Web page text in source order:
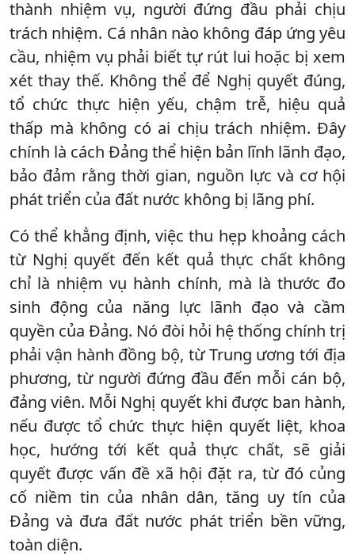
thành nhiệm vụ, người đứng đầu phải chịu
trách nhiệm. Cá nhân nào không đáp ứng yêu
cầu, nhiệm vụ phải biết tự rút lui hoặc bị xem
xét thay thế. Không thể để Nghị quyết đúng,
tổ chức thực hiện yếu, chậm trễ, hiệu quả
thấp mà không có ai chịu trách nhiệm. Đây
chính là cách Đảng thể hiện bản lĩnh lãnh đạo,
bảo đảm rằng thời gian, nguồn lực và cơ hội
phát triển của đất nước không bị lãng phí.
Có thể khẳng định, việc thu hẹp khoảng cách
từ Nghị quyết đến kết quả thực chất không
chỉ là nhiệm vụ hành chính, mà là thước đo
sinh động của năng lực lãnh đạo và cầm
quyền của Đảng. Nó đòi hỏi hệ thống chính trị
phải vận hành đồng bộ, từ Trung ương tới địa
phương, từ người đứng đầu đến mỗi cán bộ,
đảng viên. Mỗi Nghị quyết khi được ban hành,
nếu được tổ chức thực hiện quyết liệt, khoa
học, hướng tới kết quả thực chất, sẽ giải
quyết được vấn đề xã hội đặt ra, từ đó củng
cố niềm tin của nhân dân, tăng uy tín của
Đảng và đưa đất nước phát triển bền vững,
toàn diện.